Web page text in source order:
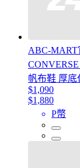
ABC-MART
帆布鞋 厚底
$1,090
$1,880
P幣